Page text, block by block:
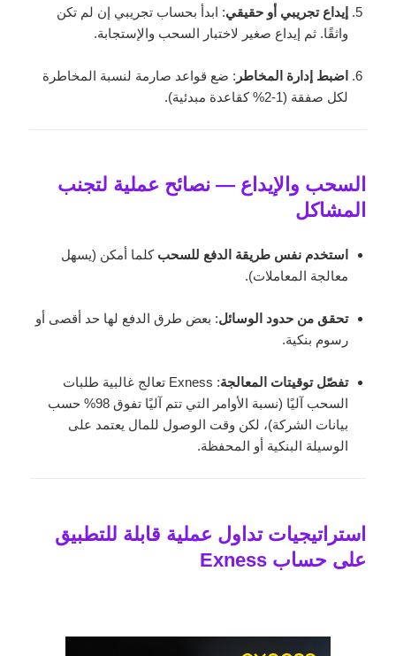
إيداع تجريبي أو حقيقي: ابدأ بحساب تجريبي إن لم تكن
واثقًا. ثم إيداع صغير لاختبار السحب والإستجابة.
اضبط إدارة المخاطر : ضع قواعد صارمة لنسبة المخاطرة
لكل صفقة (1-2% كقاعدة مبدئية).
السحب والإيداع — نصائح عملية لتجنب
المشاكل
استخدم نفس طريقة الدفع للسحب كلما أمكن (يسهل
معالجة المعاملات).
تحقق من حدود الوسائل: بعض طرق الدفع لها حد أقصى أو
رسوم بنكية.
تفصّل توقيتات المعالجة
: Exness تعالج غالبية طلبات
السحب آليًا (نسبة الأوامر التي تتم آليًا تفوق 98% حسب
بيانات الشركة)، لكن وقت الوصول للمال يعتمد على
الوسيلة البنكية أو المحفظة.
استراتيجيات تداول عملية قابلة للتطبيق
على حساب Exness